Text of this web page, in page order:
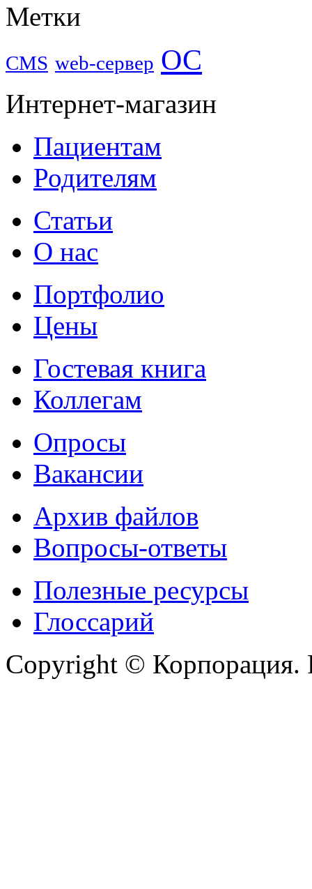
Метки
CMS web-сервер ОС
Интернет-магазин
Пациентам
Родителям
Статьи
О нас
Портфолио
Цены
Гостевая книга
Коллегам
Опросы
Вакансии
Архив файлов
Вопросы-ответы
Полезные ресурсы
Глоссарий
Copyright © Корпорация.